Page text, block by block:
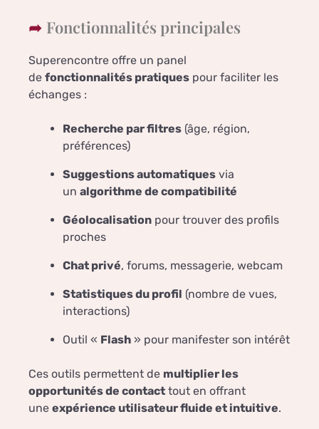
Fonctionnalités principales
Superencontre offre un panel
de fonctionnalités pratiques pour faciliter les
échanges :
Recherche par filtres (âge, région,
préférences)
Suggestions automatiques via
un algorithme de compatibilité
Géolocalisation pour trouver des profils
proches
Chat privé, forums, messagerie, webcam
Statistiques du profil (nombre de vues,
interactions)
Outil « Flash » pour manifester son intérêt
Ces outils permettent de multiplier les
opportunités de contact tout en offrant
une expérience utilisateur fluide et intuitive.